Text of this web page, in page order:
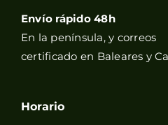
Envío rápido 48h
En la península, y correos
certificado en Baleares y
Horario